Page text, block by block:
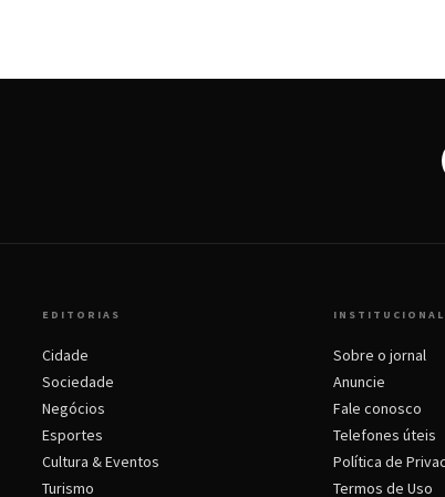
EDITORIAS
Cidade
Sociedade
Negócios
Esportes
Cultura & Eventos
Turismo
INSTITUCIONAL
Sobre o jornal
Anuncie
Fale conosco
Telefones úteis
Política de
Termos de Uso